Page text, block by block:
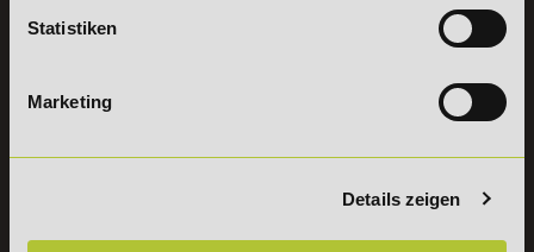
Statistiken
Marketing
Details zeigen
DeLSt
PreisFAIRsprechen
Künstliche